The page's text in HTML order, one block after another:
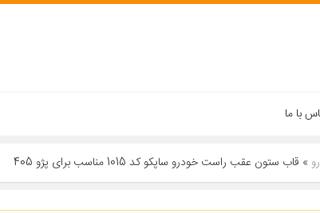
با ما
» قاب ستون عقب راست خودرو ساپکو کد 1015 مناسب برای پژو 405